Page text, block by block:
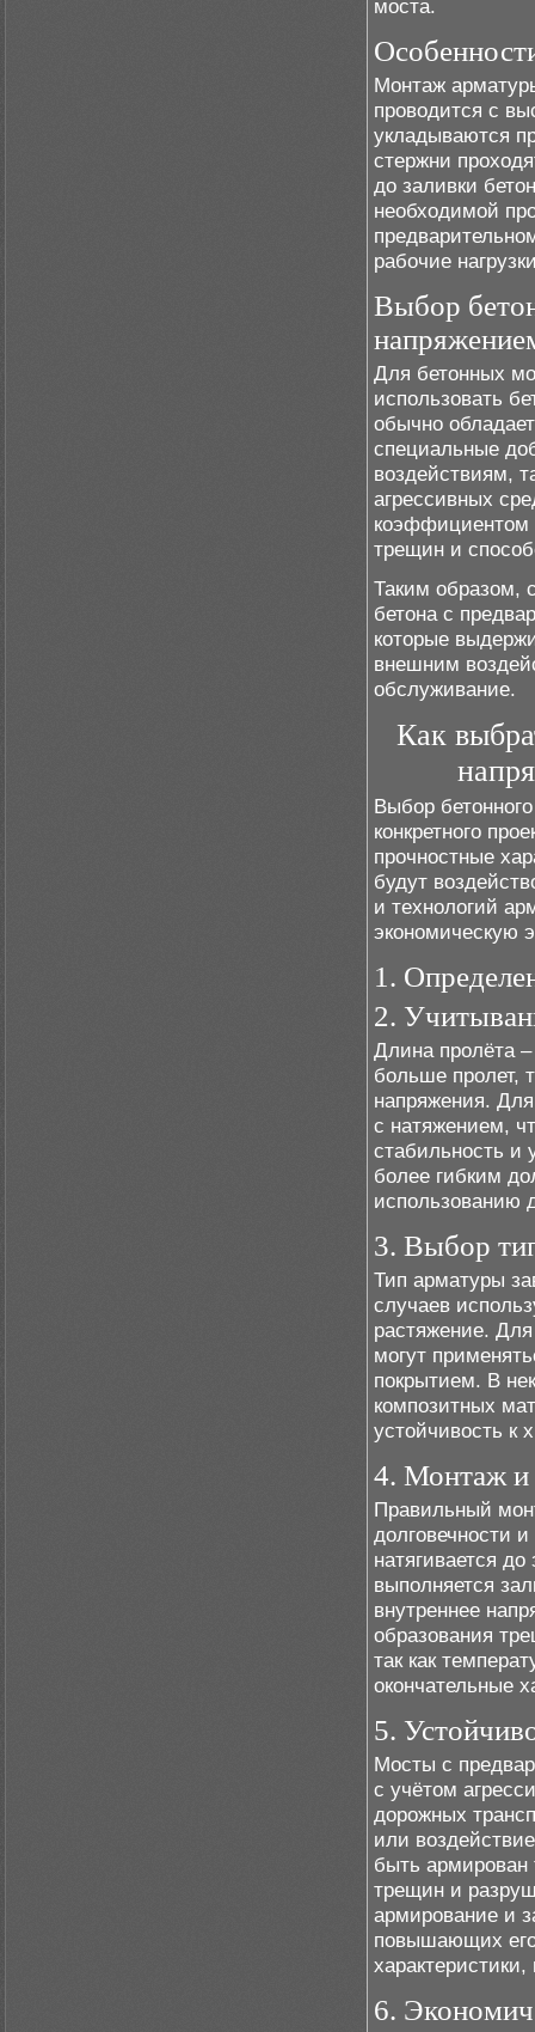
моста.
Монтаж
проводится с
укладываются
стержни
до заливки
необходимой
рабочие
Выбор
Для бетонных
использовать
обычно
специальные
воздействиям,
агрессивных
коэффициентом
трещин и
Таким образом,
бетона с
которые
внешним
обслуживание.
Как
Выбор
конкретного
прочностные
будут
и технологий
экономическую
1.
2.
Длина пролёта
больше пролет,
напряжения.
с натяжением,
стабильность
более гибким
использованию
3. Выбор
Тип арматуры
случаев
растяжение.
могут
покрытием. В
композитных
устойчивость к
4. Монтаж и
Правильный
долговечности
натягивается
выполняется
внутреннее
образования
так как
окончательные
5.
Мосты с
с учётом
дорожных
или
быть армирован
трещин и
армирование и
повышающих
6.